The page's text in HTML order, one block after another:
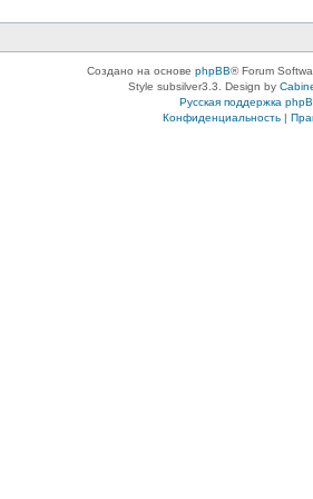
Создано на основе phpBB® Forum
Style subsilver3.3. Design by
Русская поддержка
Конфиденциальность|